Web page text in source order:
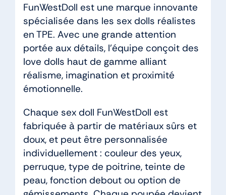
FunWestDoll est une marque innovante
spécialisée dans les sex dolls réalistes
en TPE. Avec une grande attention
portée aux détails, l’équipe conçoit des
love dolls haut de gamme alliant
réalisme, imagination et proximité
émotionnelle.
Chaque sex doll FunWestDoll est
fabriquée à partir de matériaux sûrs et
doux, et peut être personnalisée
individuellement : couleur des yeux,
perruque, type de poitrine, teinte de
peau, fonction debout ou option de